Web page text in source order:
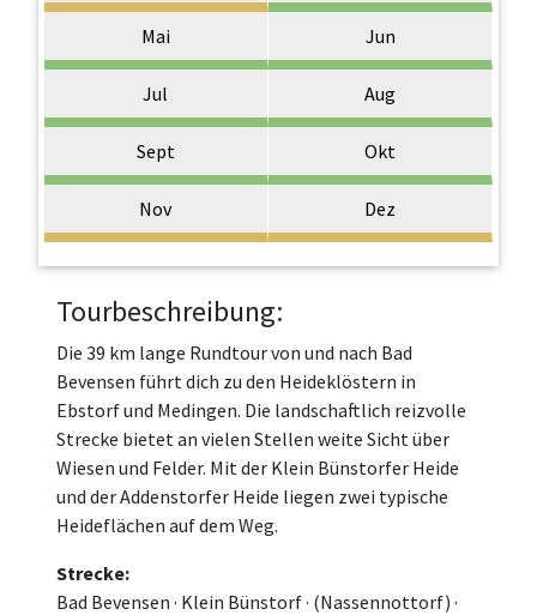
Mai Jun
Jul Aug
Sept Okt
Nov Dez
Tourbeschreibung:
Die 39 km lange Rundtour von und nach Bad
Bevensen führt dich zu den Heideklöstern in
Ebstorf und Medingen. Die landschaftlich reizvolle
Strecke bietet an vielen Stellen weite Sicht über
Wiesen und Felder. Mit der Klein Bünstorfer Heide
und der Addenstorfer Heide liegen zwei typische
Heideflächen auf dem Weg.
Strecke:
Bad Bevensen · Klein Bünstorf · (Nassennottorf) ·